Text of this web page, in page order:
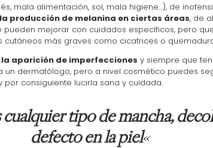
mala alimentación, sol, mala higiene…), de
producción de melanina en ciertas áreas, de
pueden mejorar con cuidados específicos, pero
cutáneos más graves como cicatrices o
aparición de imperfecciones y siempre que
dermatólogo, pero a nivel cosmético puedes
consiguiente lucirla sana y cuidada.
tipo de mancha,
defecto en la piel«